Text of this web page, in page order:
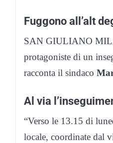
Fuggono all’alt
SAN GIULIANO
protagoniste di un
racconta il sindaco
Al via
“Verso le 13.15 di
locale, coordinate dal